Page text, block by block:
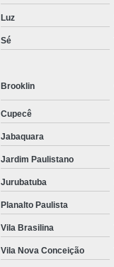
Luz
Sé
Brooklin
Cupecê
Jabaquara
Jardim Paulistano
Jurubatuba
Planalto Paulista
Vila Brasilina
Vila Nova Conceição